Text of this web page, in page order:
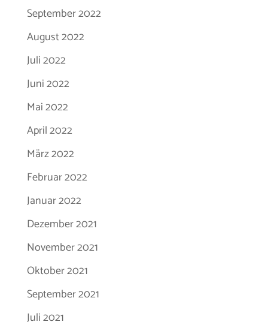
September 2022
August 2022
Juli 2022
Juni 2022
Mai 2022
April 2022
März 2022
Februar 2022
Januar 2022
Dezember 2021
November 2021
Oktober 2021
September 2021
Juli 2021